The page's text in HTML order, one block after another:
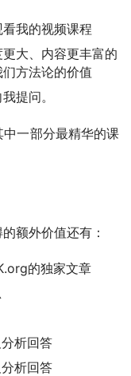
我的视频课程
大、内容更丰富的
方法论的价值
提问。
一部分最精华的课
额外价值还有：
的独家文章
析回答
析回答